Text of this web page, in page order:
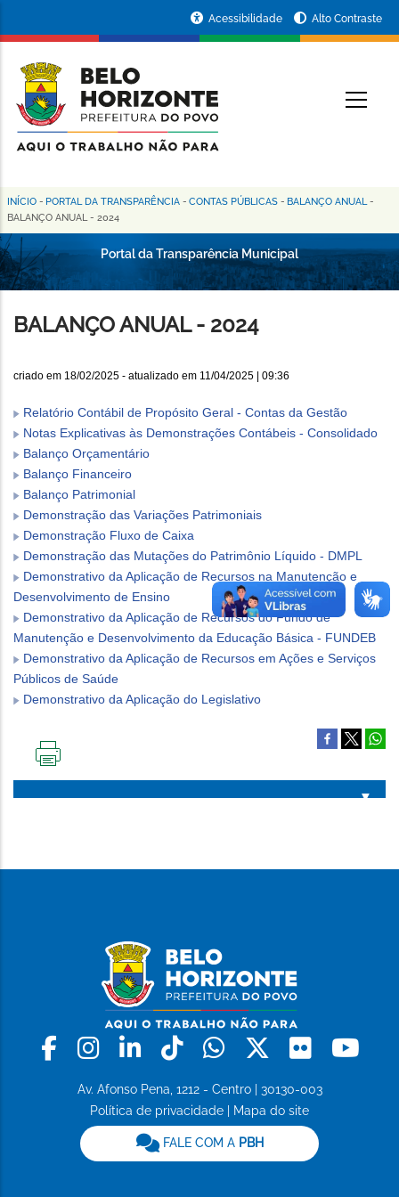
conteúdo
principal
da
Prefeitura
de
Horizonte
Acessibilidade Alto Contraste
Trilha
de
navegação
INÍCIO - PORTAL DA TRANSPARÊNCIA - CONTAS PÚBLICAS - BALANÇO ANUAL -
BALANÇO ANUAL - 2024
Portal da Transparência Municipal
BALANÇO ANUAL - 2024
criado em 18/02/2025 - atualizado em 11/04/2025 | 09:36
Relatório Contábil de Propósito Geral - Contas da Gestão
Notas Explicativas às Demonstrações Contábeis - Consolidado
Balanço Orçamentário
Balanço Financeiro
Balanço Patrimonial
Demonstração das Variações Patrimoniais
Demonstração Fluxo de Caixa
Demonstração das Mutações do Patrimônio Líquido - DMPL
Demonstrativo da Aplicação de Recursos na Manutenção e
Desenvolvimento de Ensino
Demonstrativo da Aplicação de Recursos do Fundo de
Manutenção e Desenvolvimento da Educação Básica - FUNDEB
Demonstrativo da Aplicação de Recursos em Ações e Serviços
Públicos de Saúde
Demonstrativo da Aplicação do Legislativo
PÁGINA
Facebook
Instagram
LinkedinTiktokWhatsapp
X Flickr
Av. Afonso Pena, 1212 - Centro | 30130-003
Política de privacidade
Mapa do site
FALE COM A PBH